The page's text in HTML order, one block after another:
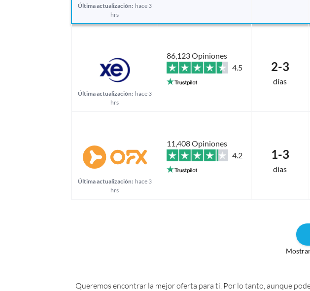
Última actualización: hace 3
hrs
Última actualización: hace 3
hrs
86,123 Opiniones
4.5
2-3
días
Última actualización: hace 3
hrs
11,408 Opiniones
4.2
1-3
días
Queremos encontrar la mejor oferta para ti. Por lo tanto, aunque